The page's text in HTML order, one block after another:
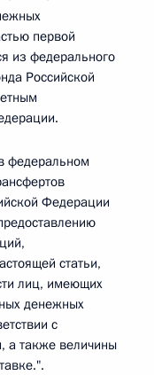
первой
из федерального
Российской
федеральном
Федерации
статьи,
лиц, имеющих
денежных
с
а также величины